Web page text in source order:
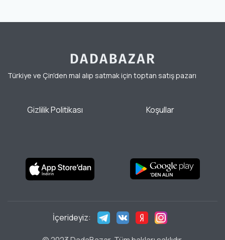
Türkiye ve Çin'den mal alıp satmak için toptan satış pazarı
Gizlilik Politikası Koşullar
İçerideyiz: